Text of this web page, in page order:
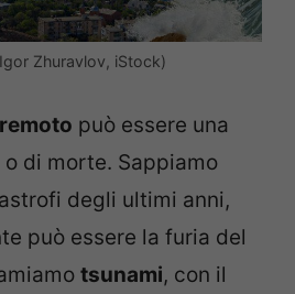
Zhuravlov, iStock)
può essere una
di morte. Sappiamo
degli ultimi anni,
può essere la furia del
tsunami, con il